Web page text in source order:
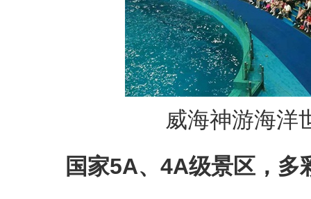
威海神游海洋
国家5A、4A级景区，多